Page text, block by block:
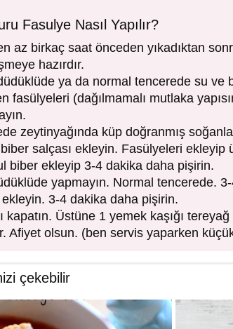
Fasulye Nasıl Yapılır?
az birkaç saat önceden yıkadıktan
hazırdır.
ya da normal tencerede su ve
fasülyeleri (dağılmamalı mutlaka
zeytinyağında küp doğranmış
salçası ekleyin. Fasülyeleri ekleyip
biber ekleyip 3-4 dakika daha pişirin.
yapmayın. Normal tencerede.
ekleyin. 3-4 dakika daha pişirin.
kapatın. Üstüne 1 yemek kaşığı
Afiyet olsun. (ben servis yaparken
çekebilir